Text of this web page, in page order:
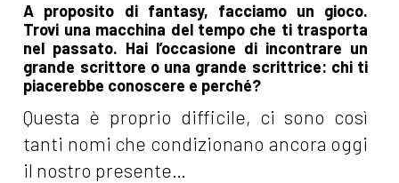
A proposito di fantasy, facciamo un gioco.
Trovi una macchina del tempo che ti trasporta
nel passato. Hai l’occasione di incontrare un
grande scrittore o una grande scrittrice: chi ti
piacerebbe conoscere e perché?
Questa è proprio difficile, ci sono così
tanti nomi che condizionano ancora oggi
il nostro presente…